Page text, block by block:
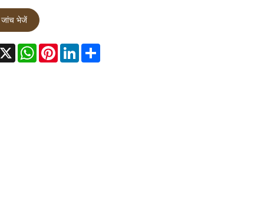
जांच भेजें
X WhatsApp
PinterestLinkedInShare